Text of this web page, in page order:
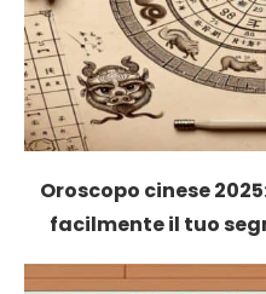
Oroscopo cinese
facilmente il tuo